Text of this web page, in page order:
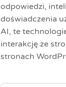
odpowiedzi,
doświadczenia
AI, te
interakcję ze
stronach